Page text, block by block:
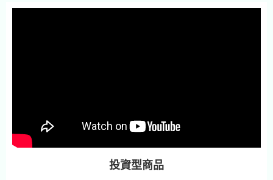
投資型商品